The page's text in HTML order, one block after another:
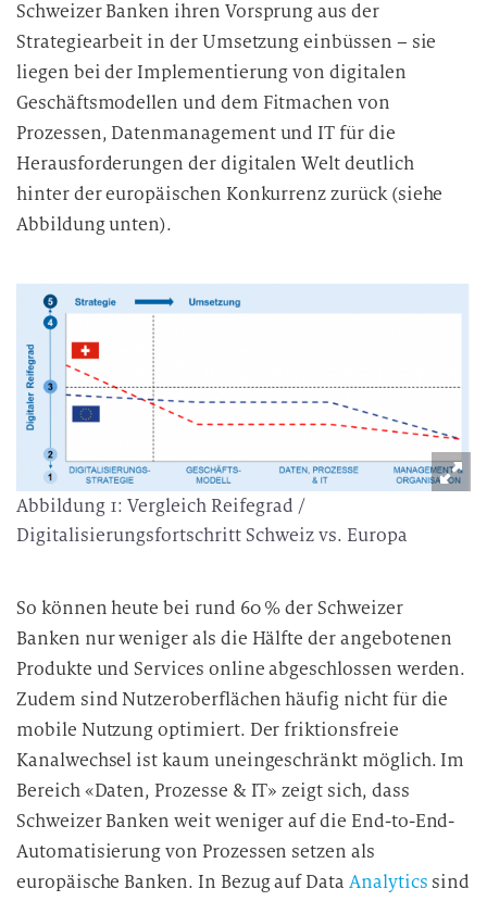
n
v
e
r
a
e
i
u
n
Schweizer Banken ihren Vorsprung aus der
Strategiearbeit in der Umsetzung einbüssen – sie
liegen bei der Implementierung von digitalen
Geschäftsmodellen und dem Fitmachen von
Prozessen, Datenmanagement und IT für die
Herausforderungen der digitalen Welt deutlich
hinter der europäischen Konkurrenz zurück (siehe
Abbildung unten).
Abbildung 1: Vergleich Reifegrad /
Digitalisierungsfortschritt Schweiz vs. Europa
So können heute bei rund 60 % der Schweizer
Banken nur weniger als die Hälfte der angebotenen
Produkte und Services online abgeschlossen werden.
Zudem sind Nutzeroberflächen häufig nicht für die
mobile Nutzung optimiert. Der friktionsfreie
Kanalwechsel ist kaum uneingeschränkt möglich. Im
Bereich «Daten, Prozesse & IT» zeigt sich, dass
Schweizer Banken weit weniger auf die End-to-End-
Automatisierung von Prozessen setzen als
europäische Banken. In Bezug auf Data Analytics sind